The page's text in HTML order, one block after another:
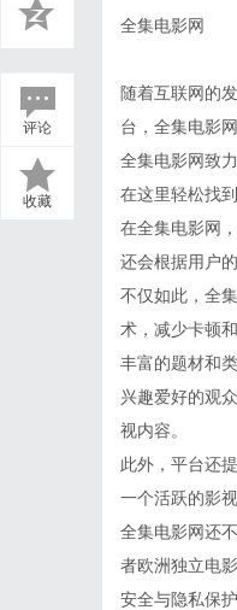
评论
收藏
全集电影网
随着互联网的
台，全集电影
全集电影网致
在这里轻松找
在全集电影网
还会根据用户
不仅如此，全
术，减少卡顿
丰富的题材和
兴趣爱好的观
视内容。
此外，平台还
一个活跃的影
全集电影网还
者欧洲独立电
安全与隐私保